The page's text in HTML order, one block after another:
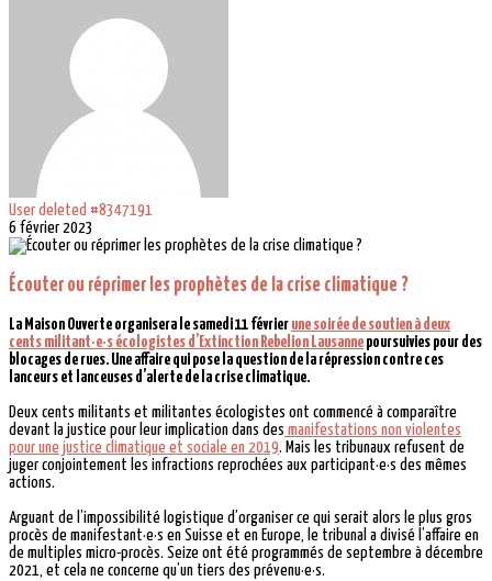
User deleted #8347191
6 février 2023
Écouter ou réprimer les prophètes de la crise climatique ?
La Maison Ouverte organisera le samedi 11 février une soirée de soutien à deux
cents militant·e·s écologistes d’Extinction Rebelion Lausanne poursuivies pour des
blocages de rues. Une affaire qui pose la question de la répression contre ces
lanceurs et lanceuses d’alerte de la crise climatique.
Deux cents militants et militantes écologistes ont commencé à comparaître
devant la justice pour leur implication dans des manifestations non violentes
pour une justice climatique et sociale en 2019. Mais les tribunaux refusent de
juger conjointement les infractions reprochées aux participant·e·s des mêmes
actions.
Arguant de l’impossibilité logistique d’organiser ce qui serait alors le plus gros
procès de manifestant·e·s en Suisse et en Europe, le tribunal a divisé l’affaire en
de multiples micro-procès. Seize ont été programmés de septembre à décembre
2021, et cela ne concerne qu’un tiers des prévenu·e·s.